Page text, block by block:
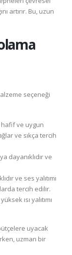
artırır. Bu, uzun
seçeneği
hafif ve uygun
ve sıkça tercih
dayanıklıdır ve
ve ses yalıtımı
tercih edilir.
ısı yalıtımı
uyacak
uzman bir